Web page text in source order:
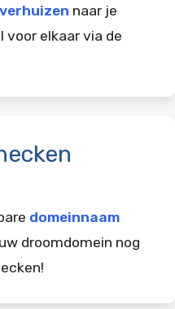
naar je
elkaar via de
domeinnaam
droomdomein nog